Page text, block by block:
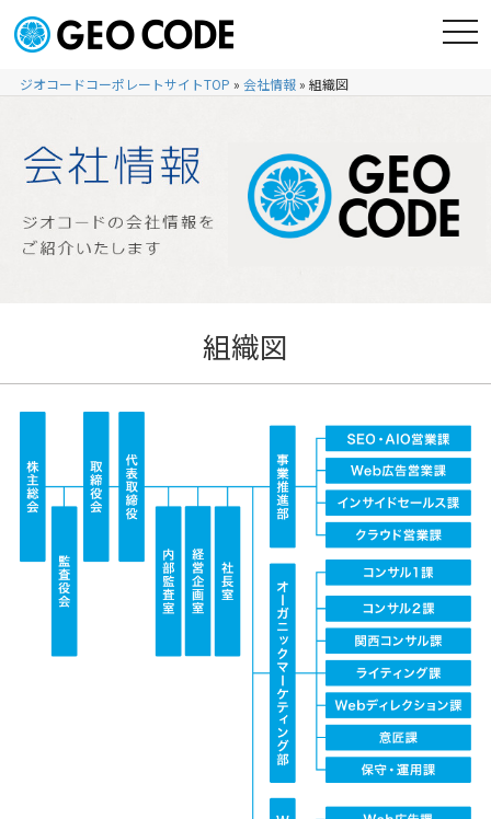
ジオコードコーポレートサイトTOP » 会社情報» 組織図
組織図